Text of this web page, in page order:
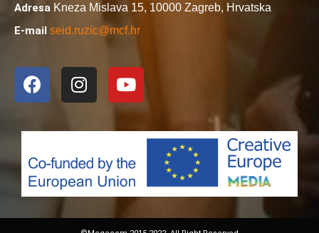
Adresa Kneza Mislava 15, 10000 Zagreb, Hrvatska
E-mail seid.ruzic@mcf.hr